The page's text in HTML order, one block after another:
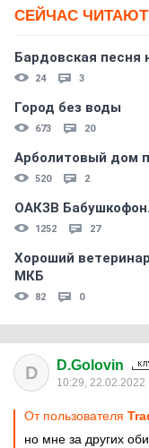
СЕЙЧАС ЧИТАЮТ
Бардовская песня
24 3
Город без воды
673 20
Арболитовый дом
520 2
ОАКЗВ Бабушкофон.
1252 27
Хороший
МКБ
82 0
D D.Golovin
10:29, 22.02.2022
От пользователя
но мне за других